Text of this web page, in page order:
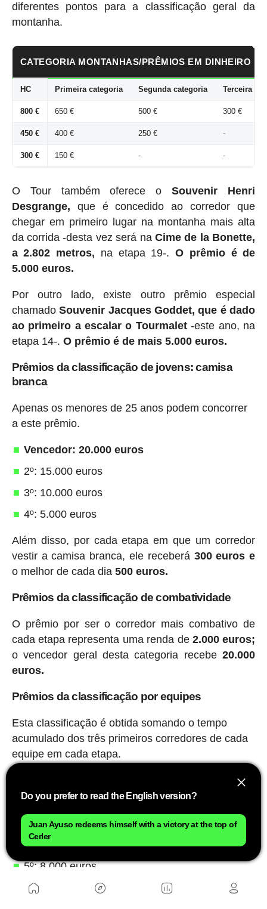
diferentes pontos para a classificação geral da
montanha.
CATEGORIA MONTANHAS/PRÊMIOS EM DINHEIRO
HC Primeira categoria Segunda categoria Terceira
800 € 650 € 500 € 300 €
450 € 400 € 250 € -
300 € 150 € - -
O Tour também oferece oSouvenir Henri
Desgrange, que é concedido ao corredor que
chegar em primeiro lugar na montanha mais alta
da corrida -desta vez será naCime de la Bonette,
a 2.802 metros, na etapa 19-.O prêmio é de
5.000 euros.
Por outro lado, existe outro prêmio especial
chamadoSouvenir Jacques Goddet, que é dado
ao primeiro a escalar o Tourmalet-este ano, na
etapa 14-. O prêmio é de mais 5.000 euros.
Prêmios da classificação de jovens: camisa
branca
Apenas os menores de 25 anos podem concorrer
a este prêmio.
Vencedor: 20.000 euros
2º: 15.000 euros
3º: 10.000 euros
4º: 5.000 euros
Além disso, por cada etapa em que um corredor
vestir a camisa branca, ele receberá 300 euros e
o melhor de cada dia500 euros.
Prêmios da classificação de combatividade
O prêmio por ser o corredor mais combativo de
cada etapa representa uma renda de 2.000 euros;
o vencedor geral desta categoria recebe20.000
euros.
Prêmios da classificação por equipes
Esta classificação é obtida somando o tempo
acumulado dos três primeiros corredores de cada
equipe em cada etapa.
2º: 30.000 euros
3º: 20.000 euros
4º: 12.000 euros
5º: 8.000 euros
Além disso, cada etapa é avaliada em 2.800
Do you prefer to read the English version?
Juan Ayuso redeems himself with a victory at the top of
Cerler